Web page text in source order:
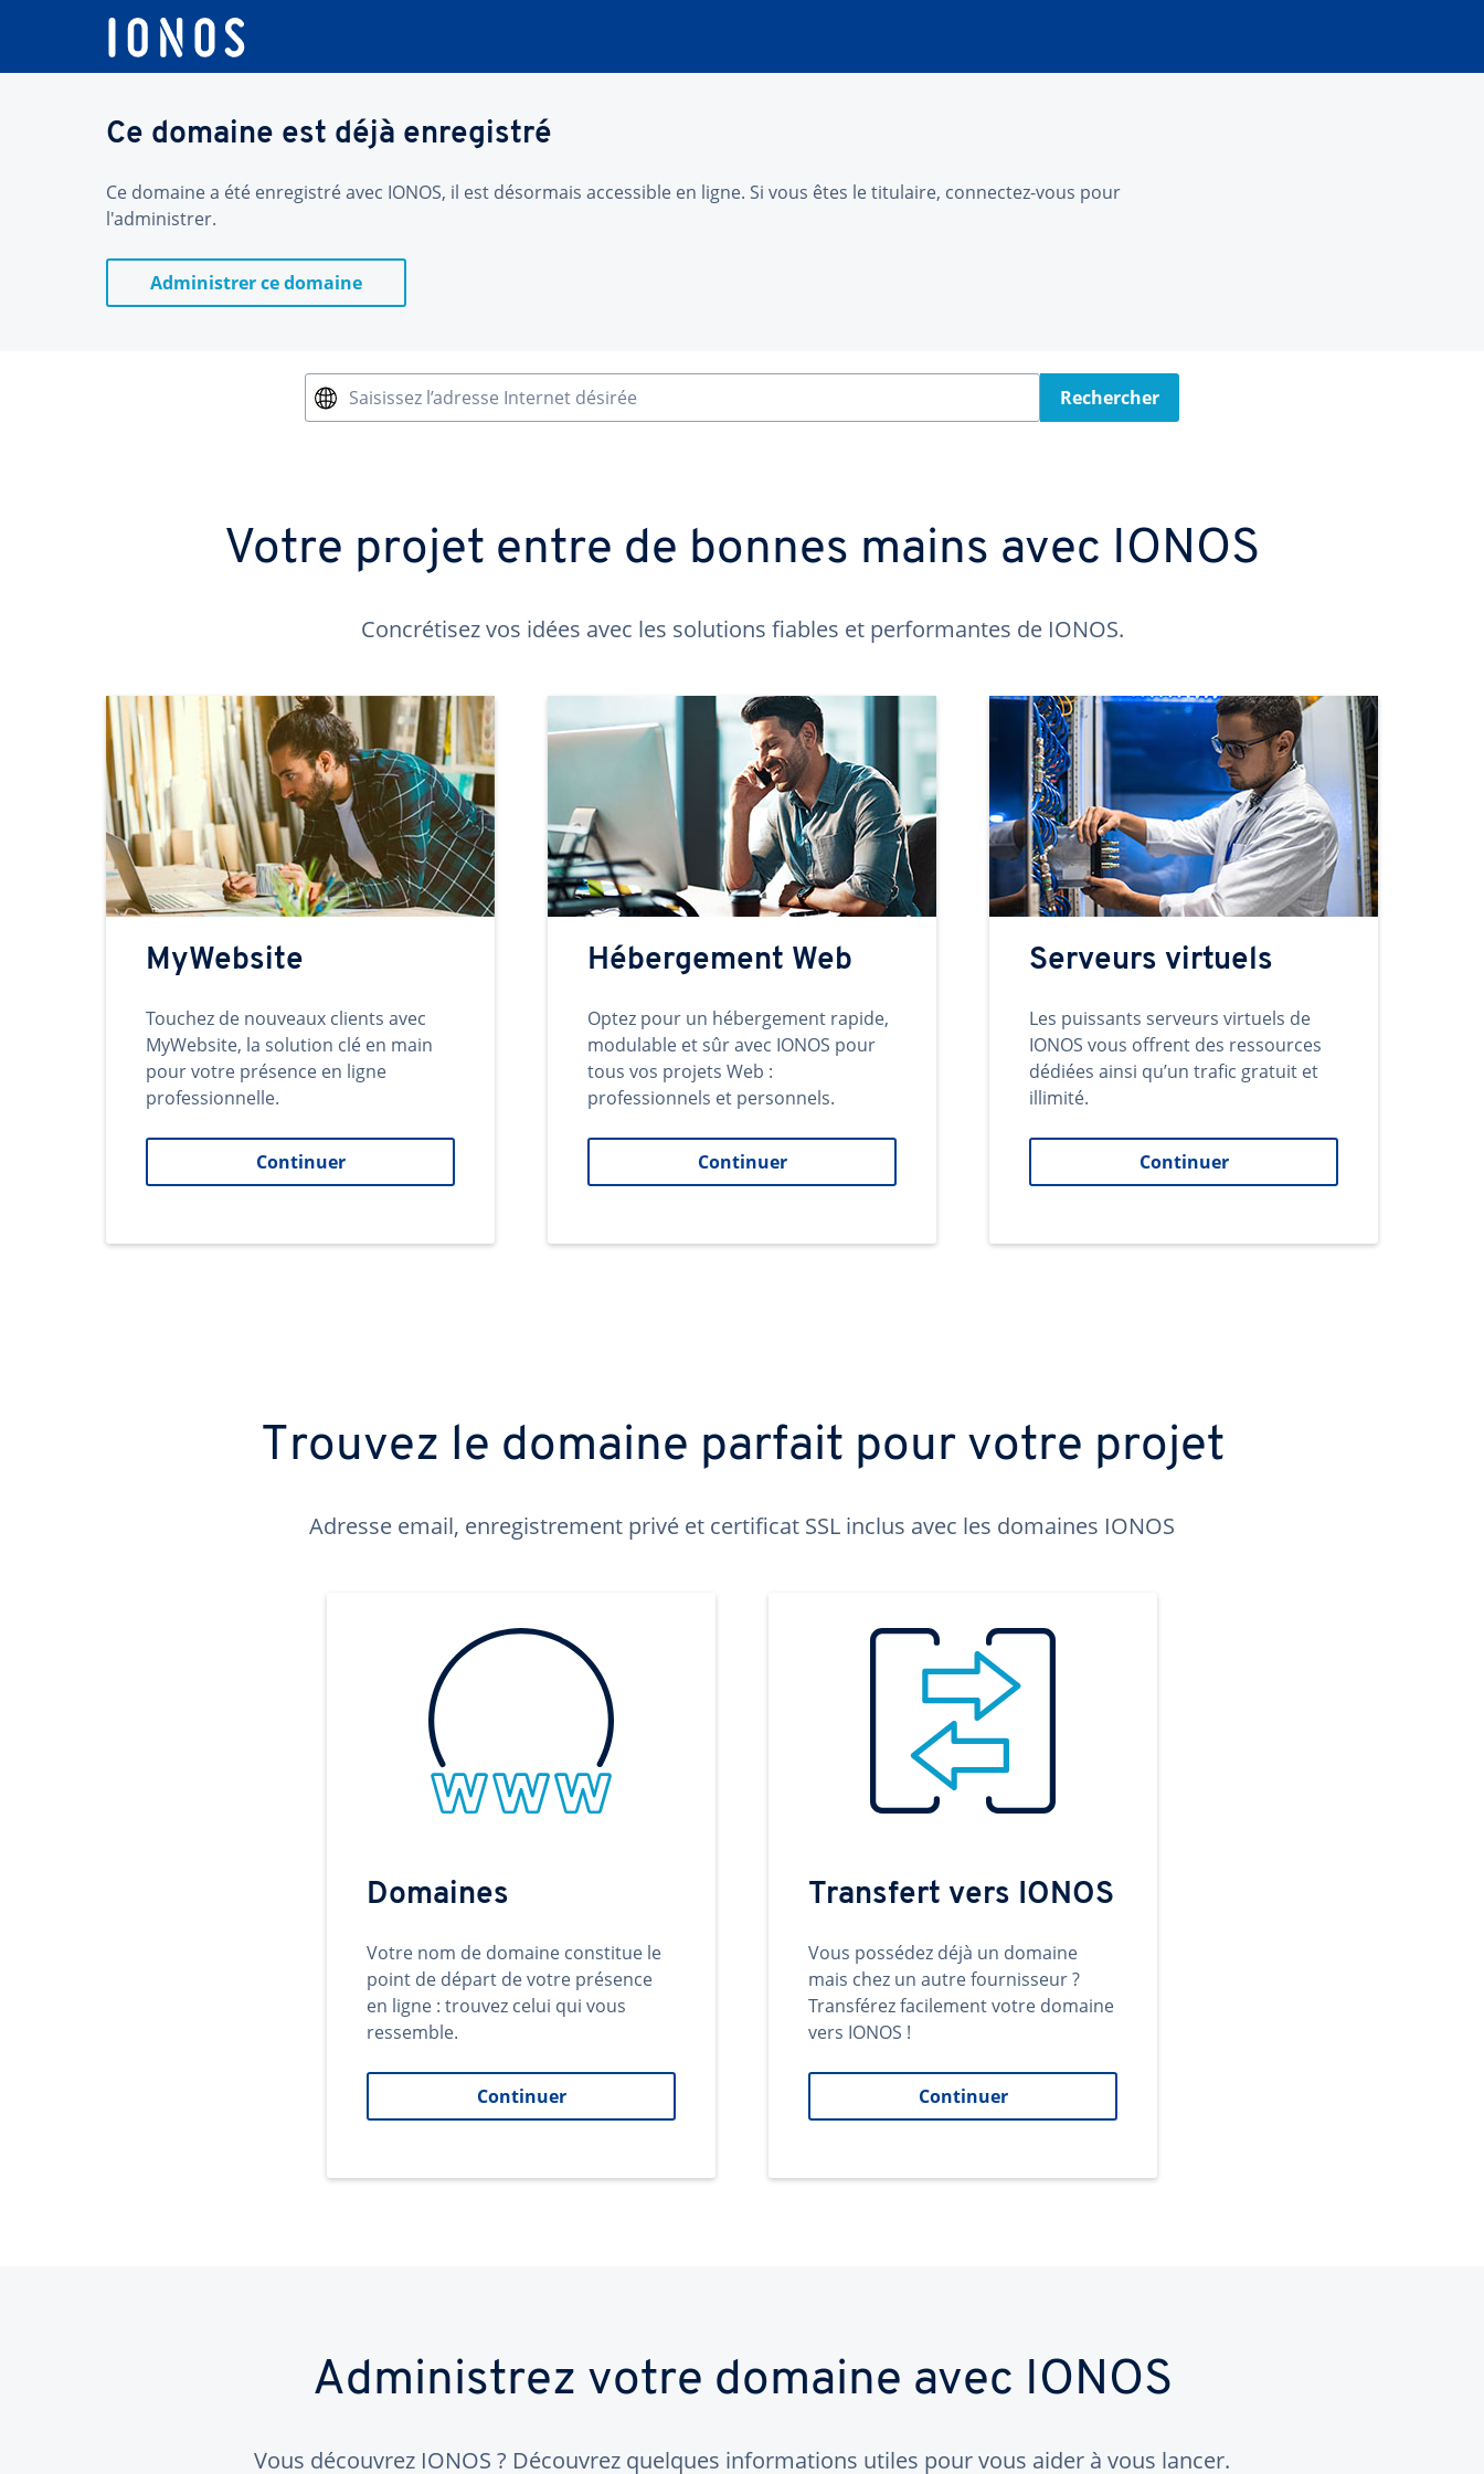
Ce domaine est déjà enregistré
Ce domaine a été enregistré avec IONOS, il est désormais accessible en ligne. Si vous êtes le titulaire, connectez-vous pour
l'administrer.
Administrer ce domaine
Saisissez l’adresse Internet désirée Rechercher
Votre projet entre de bonnes mains avec IONOS
Concrétisez vos idées avec les solutions fiables et performantes de IONOS.
MyWebsite
Touchez de nouveaux clients avec
MyWebsite, la solution clé en main
pour votre présence en ligne
professionnelle.
Continuer
Hébergement Web
Optez pour un hébergement rapide,
modulable et sûr avec IONOS pour
tous vos projets Web :
professionnels et personnels.
Continuer
Serveurs virtuels
Les puissants serveurs virtuels de
IONOS vous offrent des ressources
dédiées ainsi qu’un trafic gratuit et
illimité.
Continuer
Trouvez le domaine parfait pour votre projet
Adresse email, enregistrement privé et certificat SSL inclus avec les domaines IONOS
Domaines
Votre nom de domaine constitue le
point de départ de votre présence
en ligne : trouvez celui qui vous
ressemble.
Continuer
Transfert vers IONOS
Vous possédez déjà un domaine
mais chez un autre fournisseur ?
Transférez facilement votre domaine
vers IONOS !
Continuer
Administrez votre domaine avec IONOS
Vous découvrez IONOS ? Découvrez quelques informations utiles pour vous aider à vous lancer.